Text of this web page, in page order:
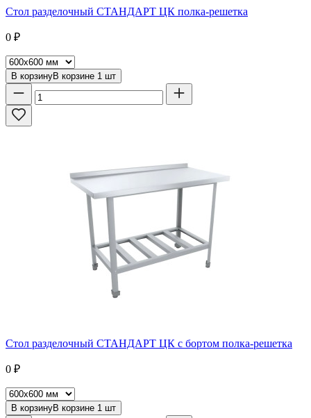
Стол разделочный СТАНДАРТ ЦК полка-решетка
0 ₽
В корзинуВ корзине 1 шт
Стол разделочный СТАНДАРТ ЦК с бортом полка-решетка
0 ₽
В корзинуВ корзине 1 шт